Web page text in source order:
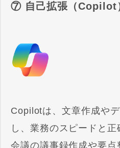
⑦ 自己拡張（Copilot
Copilotは、文章作成や
し、業務のスピードと正
会議の議事録作成や要